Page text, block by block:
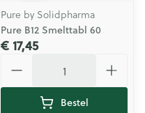
Pure by Solidpharma
Pure B12 Smelttabl 60
€ 17,45
Bestel